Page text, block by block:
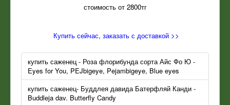
стоимость от 2800тг
Купить сейчас, заказать с доставкой >>
купить саженец - Роза флорибунда сорта Айс Фо Ю -
Eyes for You, PEJbigeye, Pejambigeye, Blue eyes
купить саженец- Буддлея давида Батерфляй Канди -
Buddleja dav. Butterfly Candy